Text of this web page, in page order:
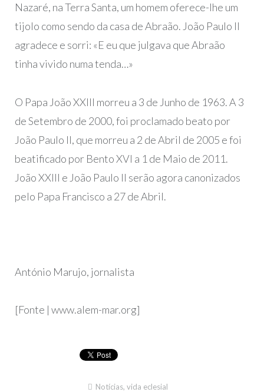
Nazaré, na Terra Santa, um homem oferece-lhe um
tijolo como sendo da casa de Abraão. João Paulo II
agradece e sorri: «E eu que julgava que Abraão
tinha vivido numa tenda…»
O Papa João XXIII morreu a 3 de Junho de 1963. A 3
de Setembro de 2000, foi proclamado beato por
João Paulo II, que morreu a 2 de Abril de 2005 e foi
beatificado por Bento XVI a 1 de Maio de 2011.
João XXIII e João Paulo II serão agora canonizados
pelo Papa Francisco a 27 de Abril.
António Marujo, jornalista
[Fonte | www.alem-mar.org]
Notícias,vida eclesial